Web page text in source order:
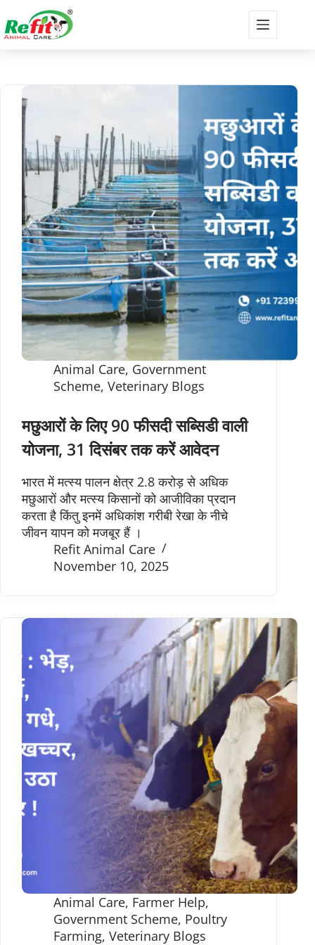
Animal Care, Government
Scheme, Veterinary Blogs
मछुआरों के लिए 90 फीसदी सब्सिडी वाली
योजना, 31 दिसंबर तक करें आवेदन
भारत में मत्स्य पालन क्षेत्र 2.8 करोड़ से अधिक
मछुआरों और मत्स्य किसानों को आजीविका प्रदान
करता है किंतु इनमें अधिकांश गरीबी रेखा के नीचे
जीवन यापन को मजबूर हैं ।
Refit Animal Care
November 10, 2025
Animal Care, Farmer Help,
Government Scheme, Poultry
Farming, Veterinary Blogs